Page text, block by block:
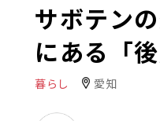
サボテン
にある「
暮らし 愛知